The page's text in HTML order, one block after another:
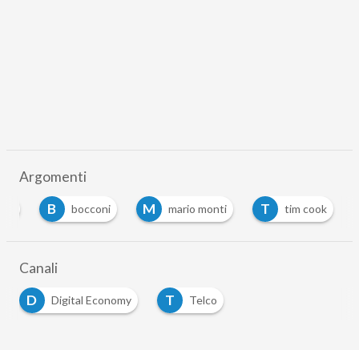
Argomenti
B bocconi M mario monti T tim cook
Canali
D
Digital Economy T Telco